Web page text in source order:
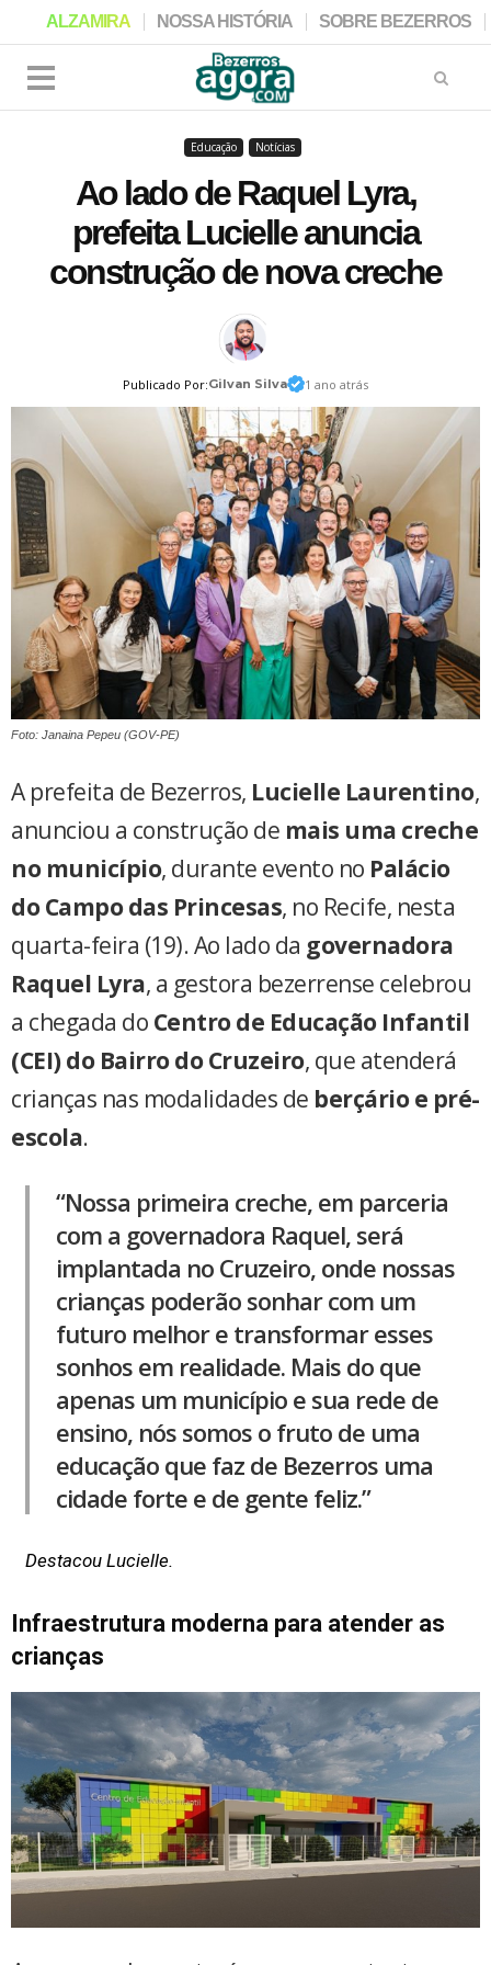
Educação Notícias
Ao lado de Raquel Lyra,
prefeita Lucielle anuncia
construção de nova creche
Publicado Por:Gilvan Silva 1 ano atrás
Foto: Janaina Pepeu (GOV-PE)
A prefeita de Bezerros, Lucielle Laurentino,
anunciou a construção de mais uma creche
no município, durante evento no Palácio
do Campo das Princesas, no Recife, nesta
quarta-feira (19). Ao lado da governadora
Raquel Lyra, a gestora bezerrense celebrou
a chegada do Centro de Educação Infantil
(CEI) do Bairro do Cruzeiro, que atenderá
crianças nas modalidades de berçário e pré-
escola.
“Nossa primeira creche, em parceria
com a governadora Raquel, será
implantada no Cruzeiro, onde nossas
crianças poderão sonhar com um
futuro melhor e transformar esses
sonhos em realidade. Mais do que
apenas um município e sua rede de
ensino, nós somos o fruto de uma
educação que faz de Bezerros uma
cidade forte e de gente feliz.”
Destacou Lucielle.
Infraestrutura moderna para atender as
crianças
ALZAMIRA NOSSA HISTÓRIA SOBRE BEZERROS